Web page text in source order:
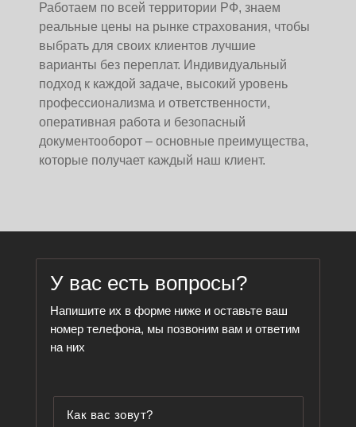
Работаем по всей территории РФ, знаем
реальные цены на рынке страхования, чтобы
выбрать для своих клиентов лучшие
варианты без переплат. Индивидуальный
подход к каждой задаче, высокий уровень
профессионализма и ответственности,
оперативная работа и безопасный
документооборот – основные преимущества,
которые получает каждый наш клиент.
У вас есть вопросы?
Напишите их в форме ниже и оставьте ваш
номер телефона, мы позвоним вам и ответим
на них